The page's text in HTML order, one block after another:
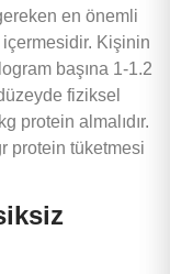
en önemli
Kişinin
başına 1-1.2
fiziksel
protein almalıdır.
protein tüketmesi